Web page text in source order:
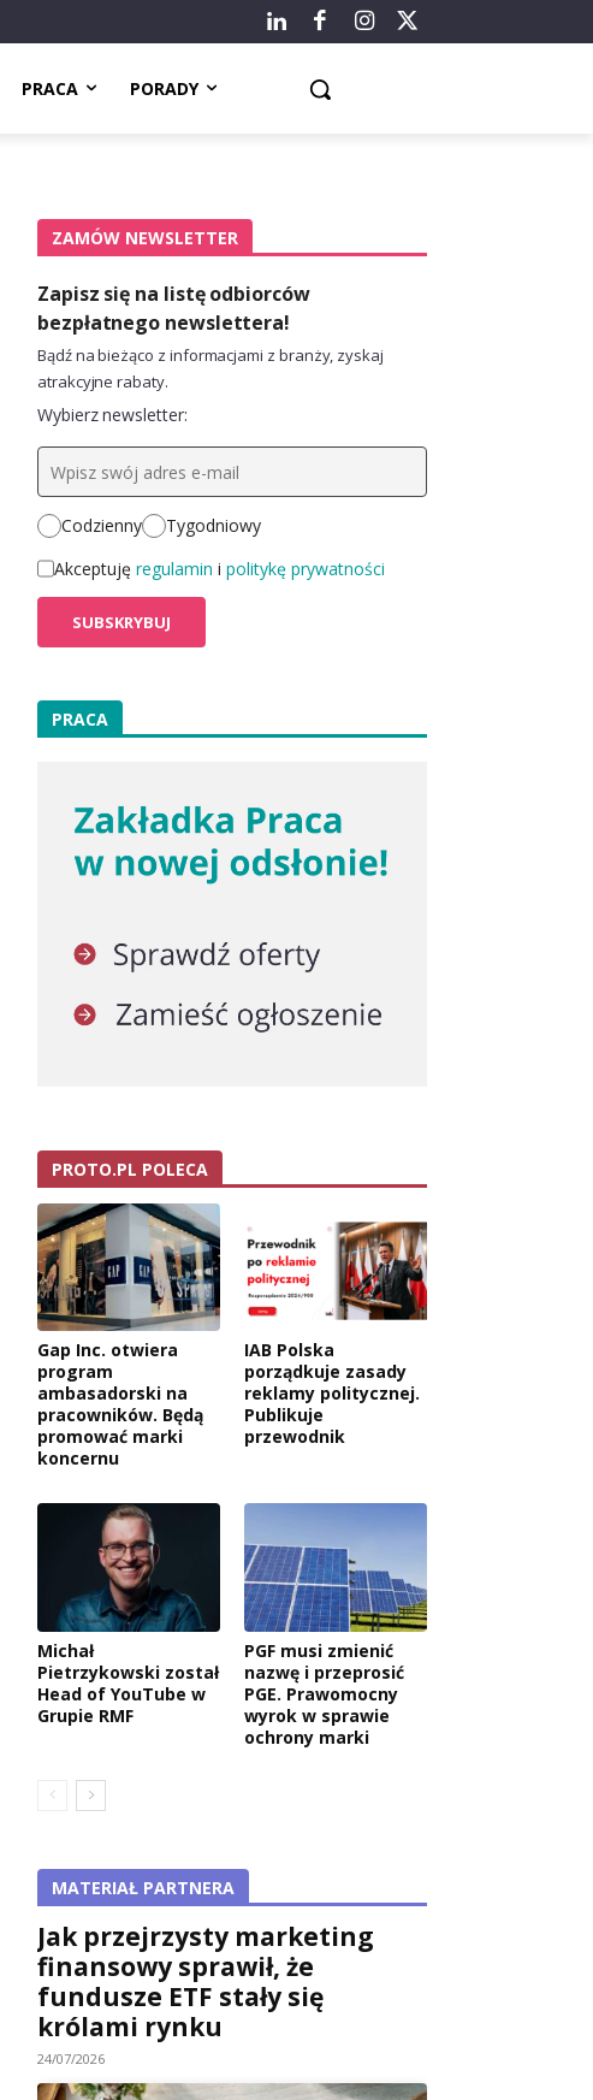
PRACA PORADY
ZAMÓW NEWSLETTER
Zapisz się na listę odbiorców
bezpłatnego newslettera!
Bądź na bieżąco z informacjami z branży, zyskaj
atrakcyjne rabaty.
Wybierz newsletter:
Codzienny
Tygodniowy
Akceptuję regulamin i politykę prywatności
PRACA
PROTO.PL POLECA
Gap Inc. otwiera
program
ambasadorski na
pracowników. Będą
promować marki
koncernu
IAB Polska
porządkuje zasady
reklamy politycznej.
Publikuje
przewodnik
Michał
Pietrzykowski został
Head of YouTube w
Grupie RMF
PGF musi zmienić
nazwę i przeprosić
PGE. Prawomocny
wyrok w sprawie
ochrony marki
MATERIAŁ PARTNERA
Jak przejrzysty marketing
finansowy sprawił, że
fundusze ETF stały się
królami rynku
24/07/2026